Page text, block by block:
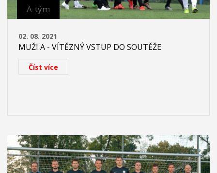
A-tým
02. 08. 2021
MUŽI A - VÍTĚZNÝ VSTUP DO SOUTĚŽE
Číst více